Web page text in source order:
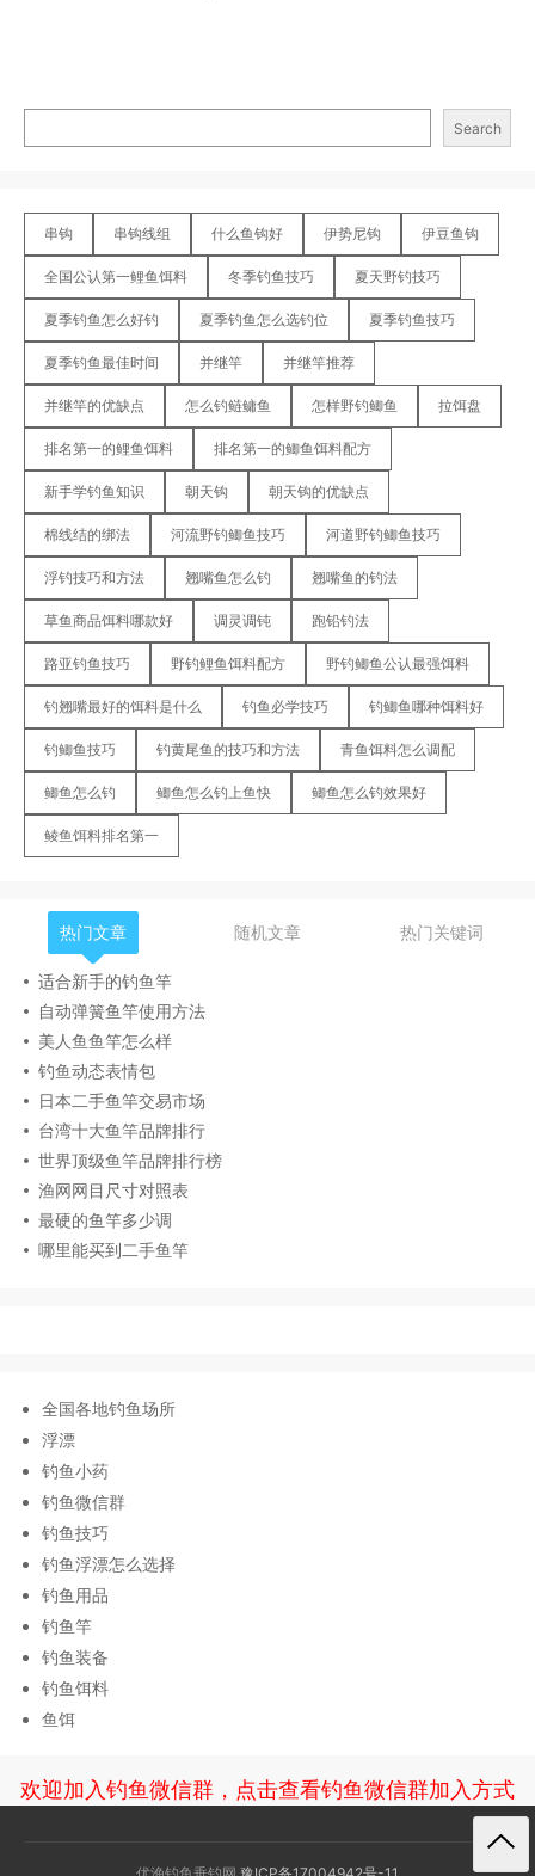
Search
串钩 串钩线组 什么鱼钩好 伊势尼钩 伊豆鱼钩
全国公认第一鲤鱼饵料 冬季钓鱼技巧 夏天野钓技巧
夏季钓鱼怎么好钓 夏季钓鱼怎么选钓位 夏季钓鱼技巧
夏季钓鱼最佳时间 并继竿 并继竿推荐
并继竿的优缺点 怎么钓鲢鳙鱼 怎样野钓鲫鱼 拉饵盘
排名第一的鲤鱼饵料 排名第一的鲫鱼饵料配方
新手学钓鱼知识 朝天钩 朝天钩的优缺点
棉线结的绑法 河流野钓鲫鱼技巧 河道野钓鲫鱼技巧
浮钓技巧和方法 翘嘴鱼怎么钓 翘嘴鱼的钓法
草鱼商品饵料哪款好 调灵调钝 跑铅钓法
路亚钓鱼技巧 野钓鲤鱼饵料配方 野钓鲫鱼公认最强饵料
钓翘嘴最好的饵料是什么 钓鱼必学技巧 钓鲫鱼哪种饵料好
钓鲫鱼技巧 钓黄尾鱼的技巧和方法 青鱼饵料怎么调配
鲫鱼怎么钓 鲫鱼怎么钓上鱼快 鲫鱼怎么钓效果好
鲮鱼饵料排名第一
热门文章 随机文章 热门关键词
适合新手的钓鱼竿
自动弹簧鱼竿使用方法
美人鱼鱼竿怎么样
钓鱼动态表情包
日本二手鱼竿交易市场
台湾十大鱼竿品牌排行
世界顶级鱼竿品牌排行榜
渔网网目尺寸对照表
最硬的鱼竿多少调
哪里能买到二手鱼竿
全国各地钓鱼场所
浮漂
钓鱼小药
钓鱼微信群
钓鱼技巧
钓鱼浮漂怎么选择
钓鱼用品
钓鱼竿
钓鱼装备
钓鱼饵料
鱼饵
欢迎加入钓鱼微信群，点击查看钓鱼微信群加入方式